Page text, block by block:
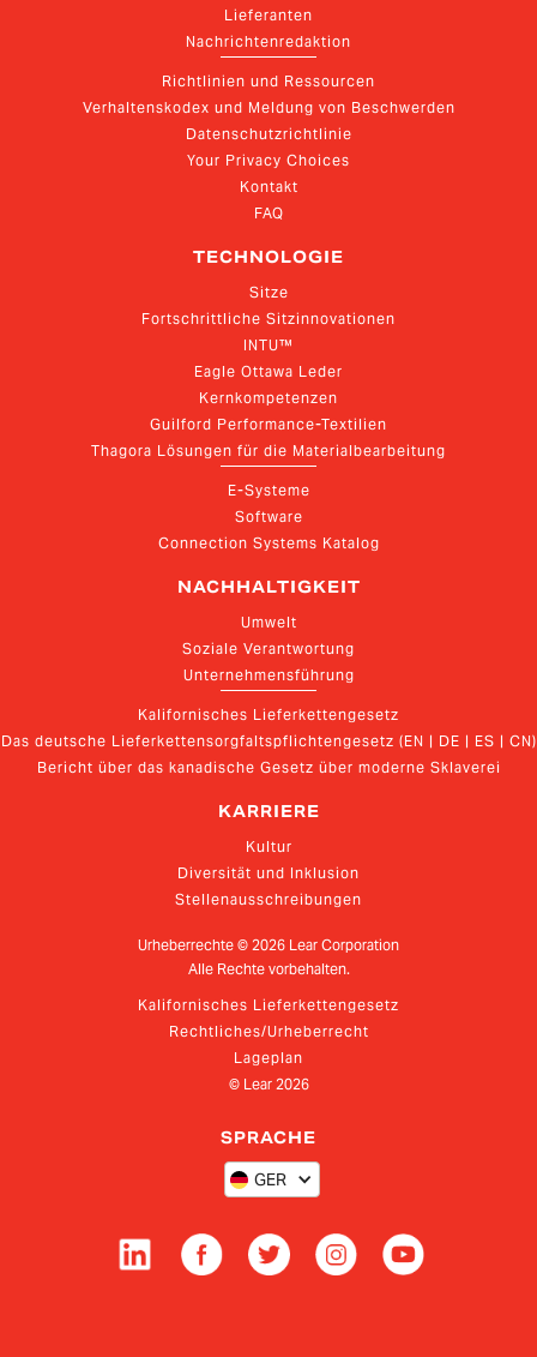
Lieferanten
Nachrichtenredaktion
Richtlinien und Ressourcen
Verhaltenskodex und Meldung von Beschwerden
Datenschutzrichtlinie
Your Privacy Choices
Kontakt
FAQ
TECHNOLOGIE
Sitze
Fortschrittliche Sitzinnovationen
INTU™
Eagle Ottawa Leder
Kernkompetenzen
Guilford Performance-Textilien
Thagora Lösungen für die Materialbearbeitung
E-Systeme
Software
Connection Systems Katalog
NACHHALTIGKEIT
Umwelt
Soziale Verantwortung
Unternehmensführung
Kalifornisches Lieferkettengesetz
Das deutsche Lieferkettensorgfaltspflichtengesetz (EN | DE | ES | CN)
Bericht über das kanadische Gesetz über moderne Sklaverei
KARRIERE
Kultur
Diversität und Inklusion
Stellenausschreibungen
Urheberrechte © 2026 Lear Corporation
Alle Rechte vorbehalten.
Kalifornisches Lieferkettengesetz
Rechtliches/Urheberrecht
Lageplan
© Lear 2026
SPRACHE
GER